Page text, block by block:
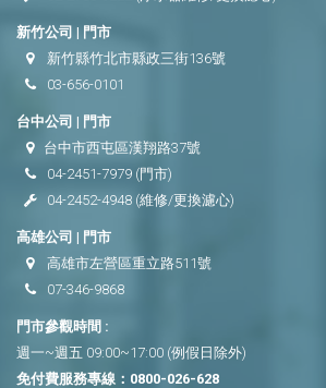
新竹公司 | 門市
新竹縣竹北市縣政三街136號
03-656-0101
台中公司 | 門市
台中市西屯區漢翔路37號
04-2451-7979 (門市)
04-2452-4948 (維修/更換濾心)
高雄公司 | 門市
高雄市左營區重立路511號
07-346-9868
門市參觀時間 :
週一~週五 09:00~17:00 (例假日除外)
免付費服務專線： 0800-026-628